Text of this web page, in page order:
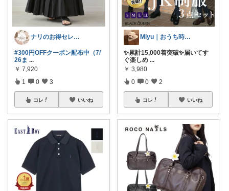
ナリのお得セレクト
#300円OFFクーポン配布中（7/
26ま ...
￥ 7,920
1 0 3
コレ いいね
Miyu｜おうち時間の小さな幸せ🌸
✨累計15,000着突破✨届いてす
ぐ楽しめ ...
￥ 3,980
0 0 2
コレ いいね